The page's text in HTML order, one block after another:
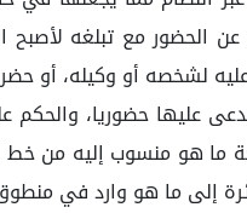
الحضور مع تبلغه لأصبح
على:" إذا تبلغ المدعى
حضوريا، والحكم
ما هو منسوب إليه
إلى ما هو وارد في